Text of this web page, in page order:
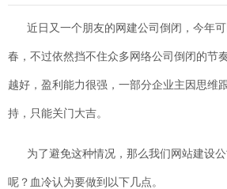
近日又一个朋友的网建公司倒闭，今年
春，不过依然挡不住众多网络公司倒闭的节
越好，盈利能力很强，一部分企业主因思维
持，只能关门大吉。
为了避免这种情况，那么我们网站建设
呢？血冷认为要做到以下几点。